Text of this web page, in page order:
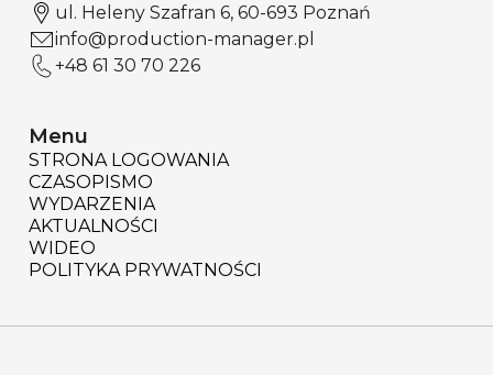
ul. Heleny Szafran 6, 60-693 Poznań
info@production-manager.pl
+48 61 30 70 226
Menu
STRONA LOGOWANIA
CZASOPISMO
WYDARZENIA
AKTUALNOŚCI
WIDEO
POLITYKA PRYWATNOŚCI